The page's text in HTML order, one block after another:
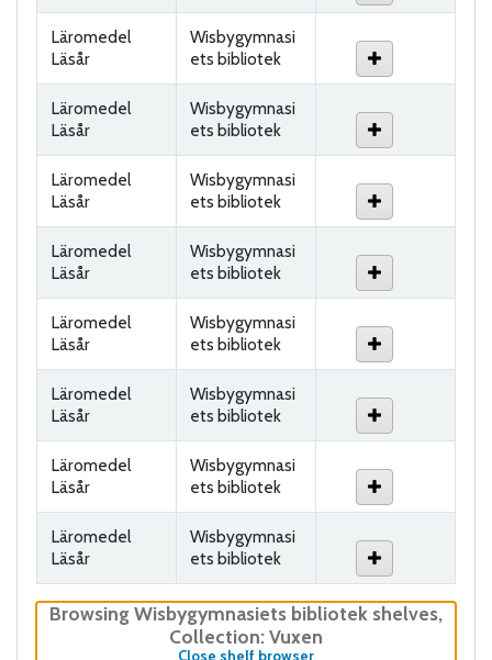
Läromedel
Läsår
Wisbygymnasi
ets bibliotek
Läromedel
Läsår
Wisbygymnasi
ets bibliotek
Läromedel
Läsår
Wisbygymnasi
ets bibliotek
Läromedel
Läsår
Wisbygymnasi
ets bibliotek
Läromedel
Läsår
Wisbygymnasi
ets bibliotek
Läromedel
Läsår
Wisbygymnasi
ets bibliotek
Läromedel
Läsår
Wisbygymnasi
ets bibliotek
Läromedel
Läsår
Wisbygymnasi
ets bibliotek
Browsing Wisbygymnasiets bibliotek shelves,
Collection: Vuxen
Close shelf browser(Hides shelf browser)